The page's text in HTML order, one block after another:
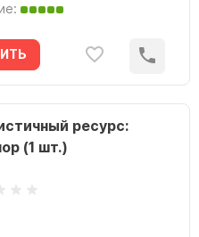
ресурс:
(1 шт.)